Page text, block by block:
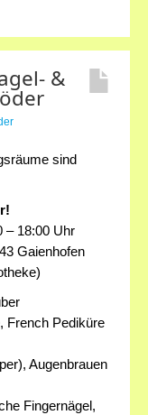
&
sind
– 18:00 Uhr
Gaienhofen
French Pediküre
Augenbrauen
Fingernägel,